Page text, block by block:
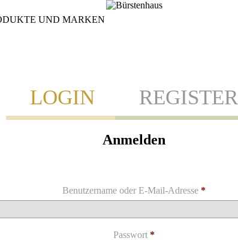
UND MARKEN
LOGIN REGISTER
Anmelden
Benutzername oder E-Mail-Adresse*
Passwort*